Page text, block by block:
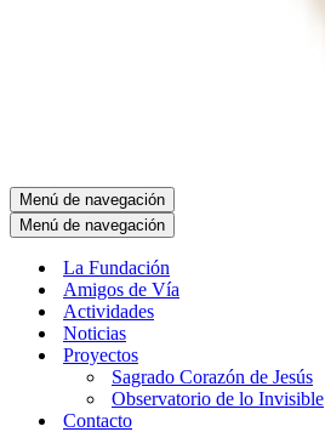
Menú de navegación
Menú de navegación
La Fundación
Amigos de Vía
Actividades
Noticias
Proyectos
Sagrado Corazón de Jesús
Observatorio de lo Invisible
Contacto